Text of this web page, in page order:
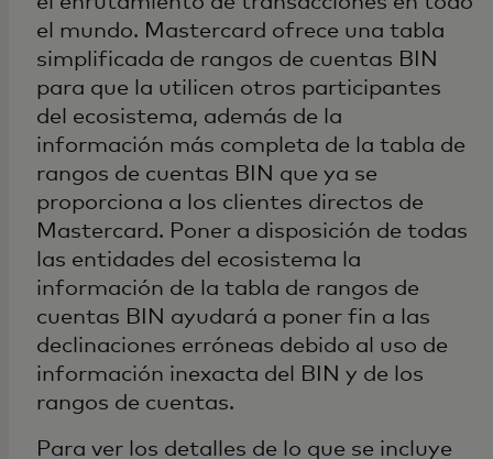
el mundo. Mastercard ofrece una tabla
simplificada de rangos de cuentas BIN
para que la utilicen otros participantes
del ecosistema, además de la
información más completa de la tabla de
rangos de cuentas BIN que ya se
proporciona a los clientes directos de
Mastercard. Poner a disposición de todas
las entidades del ecosistema la
información de la tabla de rangos de
cuentas BIN ayudará a poner fin a las
declinaciones erróneas debido al uso de
información inexacta del BIN y de los
rangos de cuentas.
Para ver los detalles de lo que se incluye